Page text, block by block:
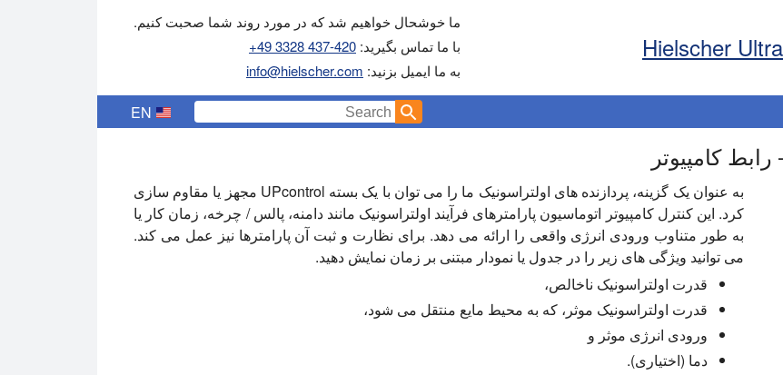
ما خوشحال خواهیم شد که در مورد روند شما صحبت کنیم.
با ما تماس بگیرید: +49 3328 437-420
به ما ایمیل بزنید: info@hielscher.com
EN
به عنوان یک گزینه، پردازنده های اولتراسونیک ما را می توان با یک بسته UPcontrol مجهز یا مقاوم سازی
کرد. این کنترل کامپیوتر اتوماسیون پارامترهای فرآیند اولتراسونیک مانند دامنه، پالس / چرخه، زمان کار یا
به طور متناوب ورودی انرژی واقعی را ارائه می دهد. برای نظارت و ثبت آن پارامترها نیز عمل می کند.
می توانید ویژگی های زیر را در جدول یا نمودار مبتنی بر زمان نمایش دهید.
قدرت اولتراسونیک ناخالص،
قدرت اولتراسونیک موثر، که به محیط مایع منتقل می شود،
ورودی انرژی موثر و
دما (اختیاری).